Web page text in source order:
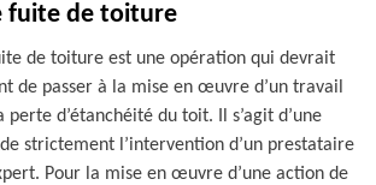
fuite de toiture
de toiture est une opération qui devrait
de passer à la mise en œuvre d’un travail
d’étanchéité du toit. Il s’agit d’une
strictement l’intervention d’un prestataire
Pour la mise en œuvre d’une action de